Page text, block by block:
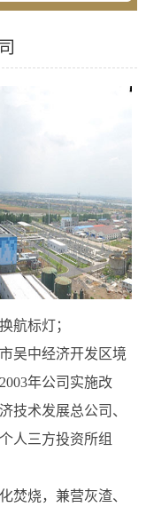
航标灯；
吴中经济开发区境
年公司实施改
技术发展总公司、
人三方投资所组
焚烧，兼营灰渣、